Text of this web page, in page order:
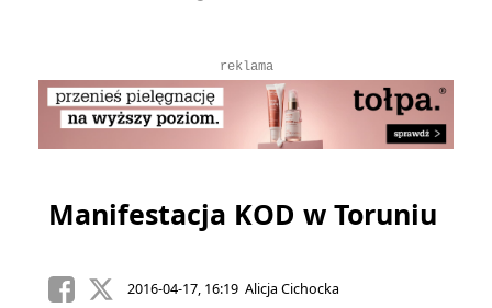
reklama
Manifestacja KOD w Toruniu
2016-04-17, 16:19 Alicja Cichocka